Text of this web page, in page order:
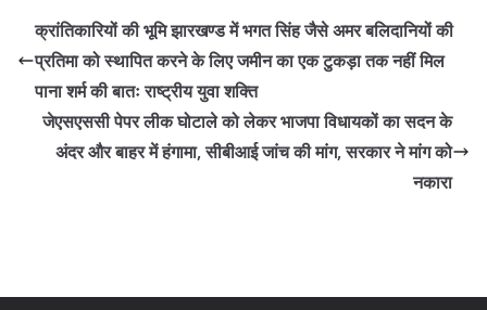
e
b
o
o
k
er s
A
p
p
gr
a
m
l e
क्रांतिकारियों की भूमि झारखण्ड में भगत सिंह जैसे अमर बलिदानियों की
प्रतिमा को स्थापित करने के लिए जमीन का एक टुकड़ा तक नहीं मिल
पाना शर्म की बातः राष्ट्रीय युवा शक्ति
जेएसएससी पेपर लीक घोटाले को लेकर भाजपा विधायकों का सदन के
अंदर और बाहर में हंगामा, सीबीआई जांच की मांग, सरकार ने मांग को
नकारा